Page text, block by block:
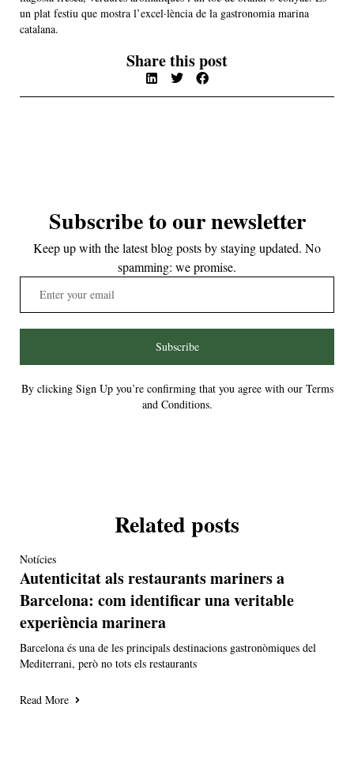
un plat festiu que mostra l’excel·lència de la gastronomia marina
catalana.
Share this post
Subscribe to our newsletter
Keep up with the latest blog posts by staying updated. No
spamming: we promise.
Subscribe
By clicking Sign Up you’re confirming that you agree with our Terms
and Conditions.
Related posts
Notícies
Autenticitat als restaurants mariners a
Barcelona: com identificar una veritable
experiència marinera
Barcelona és una de les principals destinacions gastronòmiques del
Mediterrani, però no tots els restaurants
Read More